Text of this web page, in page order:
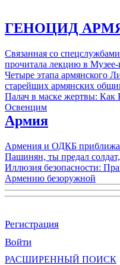
ГЕНОЦИД
Связанная со
прочитала лекцию в
Четыре этапа армянского
старейших армянских
Палач в маске жертвы: Как
Освенцим
Армия
Армения и ОДКБ
Пашинян, ты предал
Иллюзия безопасности:
Армению безоружной
Регистрация
Войти
РАСШИРЕННЫЙ ПОИСК